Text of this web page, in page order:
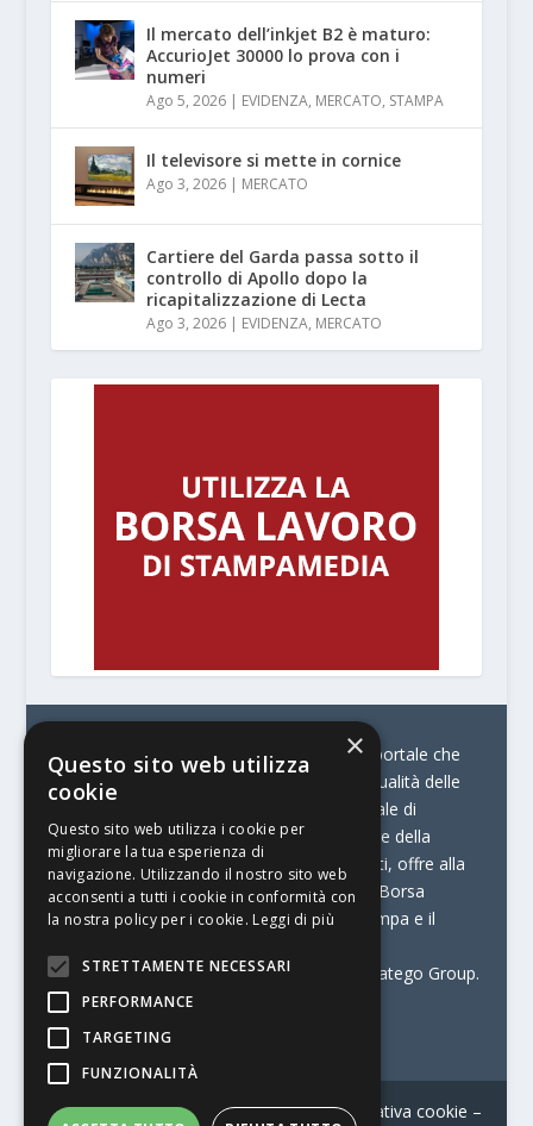
Il mercato dell’inkjet B2 è maturo:
AccurioJet 30000 lo prova con i
numeri
Ago 5, 2026| EVIDENZA, MERCATO, STAMPA
Il televisore si mette in cornice
Ago 3, 2026| MERCATO
Cartiere del Garda passa sotto il
controllo di Apollo dopo la
ricapitalizzazione di Lecta
Ago 3, 2026| EVIDENZA, MERCATO
© Stratego Group –
stampamedia.net è il portale che
racconta le innovazioni tecnologiche e l’attualità delle
aziende di stampa e di converting. È il portale di
riferimento per chi opera in Italia nel settore della
comunicazione stampata. Oltre ai contenuti, offre alla
propria community diversi servizi come:
la Borsa
Lavoro, la Print Connection, i Big della Stampa e il
Stampamedia.net è una delle testate di Stratego Group.
Partita IVA07921450156
Contatti–Informativa privacy–Informativa cookie –
×
Questo sito web utilizza
cookie
Questo sito web utilizza i cookie per
migliorare la tua esperienza di
navigazione. Utilizzando il nostro sito web
acconsenti a tutti i cookie in conformità con
la nostra policy per i cookie. Leggi di più
STRETTAMENTE NECESSARI
PERFORMANCE
TARGETING
FUNZIONALITÀ